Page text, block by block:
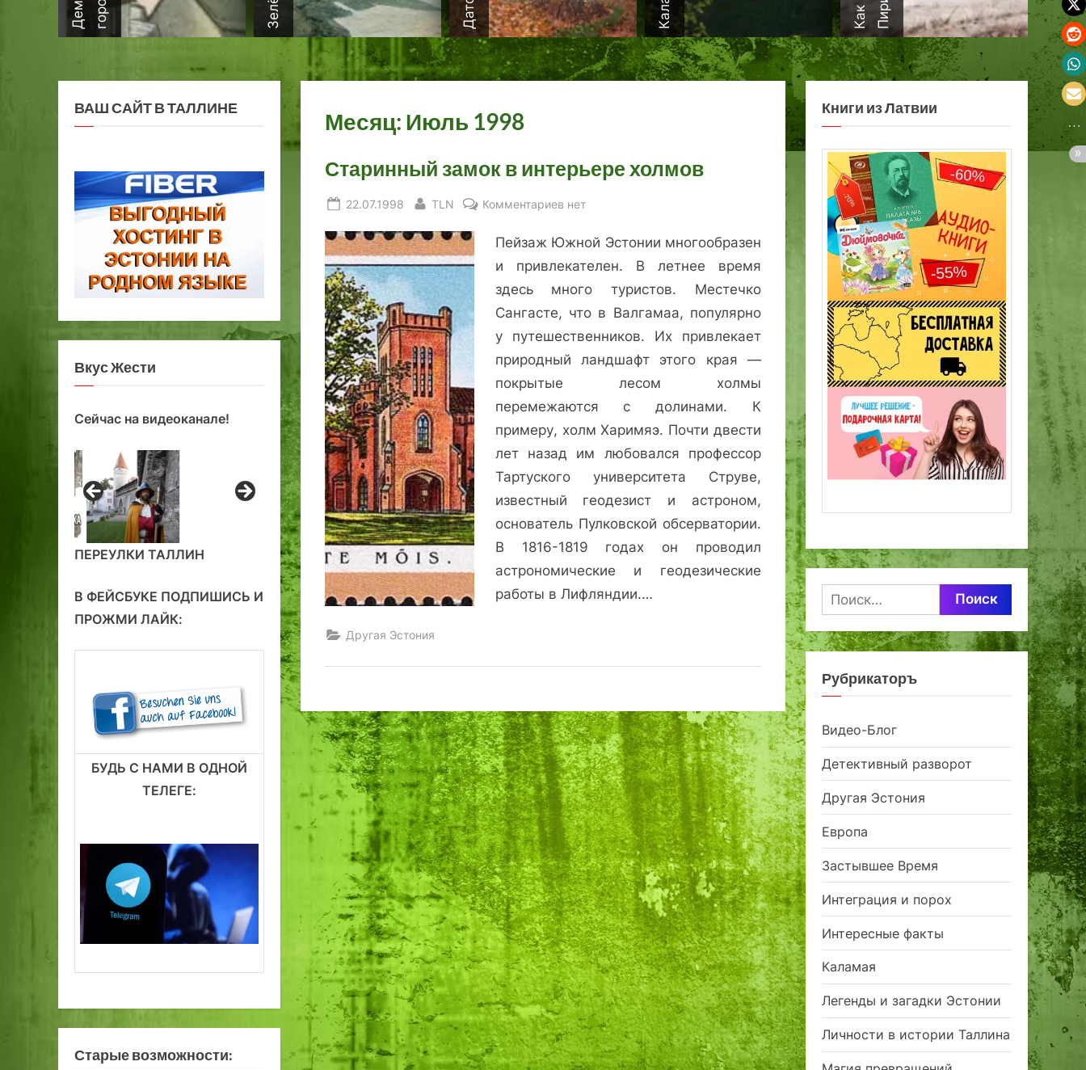
Месяц: Июль 1998
Старинный замок в интерьере холмов
Posted
22.07.1998 By
TLN Комментариев к
Старинный
замок
в
интерьере
нет
Пейзаж Южной Эстонии многообразен
и привлекателен. В летнее время
здесь много туристов. Местечко
Сангасте, что в Валгамаа, популярно
у путешественников. Их привлекает
природный ландшафт этого края —
покрытые лесом холмы
перемежаются с долинами. К
примеру, холм Харимяэ. Почти двести
лет назад им любовался профессор
Тартуского университета Струве,
известный геодезист и астроном,
основатель Пулковской обсерватории.
В 1816-1819 годах он проводил
астрономические и геодезические
работы в Лифляндии.…
Другая Эстония
ВАШ САЙТ В ТАЛЛИНЕ
Вкус Жести
Сейчас на видеоканале!
ПЕРЕУЛКИ ТАЛЛИН
В ФЕЙСБУКЕ ПОДПИШИСЬ И
ПРОЖМИ ЛАЙК:
БУДЬ С НАМИ В ОДНОЙ
ТЕЛЕГЕ:
Старые возможности:
Книги из Латвии
Найти:
Рубрикаторъ
Видео-Блог
Детективный разворот
Другая Эстония
Европа
Застывшее Время
Интеграция и порох
Интересные факты
Каламая
Легенды и загадки Эстонии
Личности в истории Таллина